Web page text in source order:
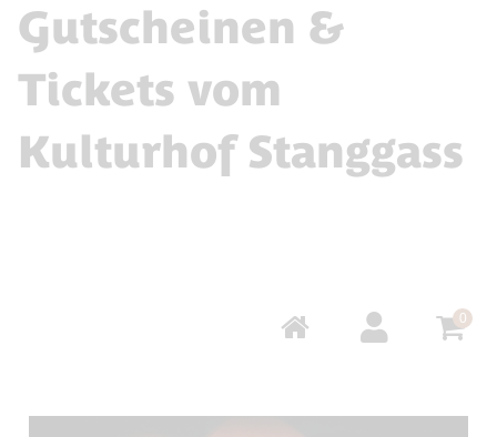
Gutscheinen &
Tickets vom
Kulturhof Stanggass